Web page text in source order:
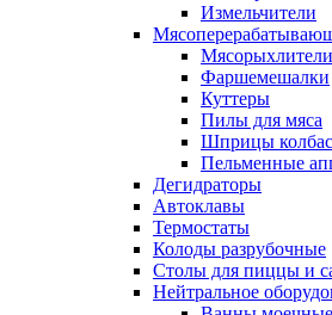
Измельчители
Мясорыхлители
Фаршемешалки
Куттеры
Пилы для мяса
Шприцы
Пельменные
Дегидраторы
Автоклавы
Термостаты
Колоды разрубочные
Столы для пиццы и
Нейтральное